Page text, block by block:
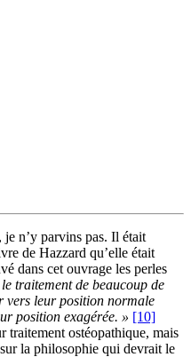
je n’y parvins pas. Il était
de Hazzard qu’elle était
dans cet ouvrage les perles
traitement de beaucoup de
vers leur position normale
position exagérée. » [10]
traitement ostéopathique, mais
sur la philosophie qui devrait le